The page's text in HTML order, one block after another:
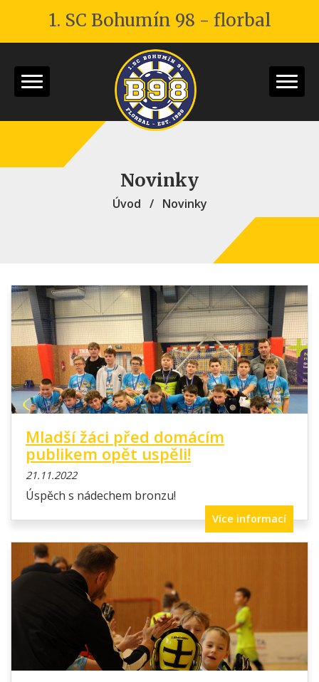
1. SC Bohumín 98 - florbal
Novinky
Úvod / Novinky
Mladší žáci před domácím
publikem opět uspěli!
21.11.2022
Úspěch s nádechem bronzu!
Více informací